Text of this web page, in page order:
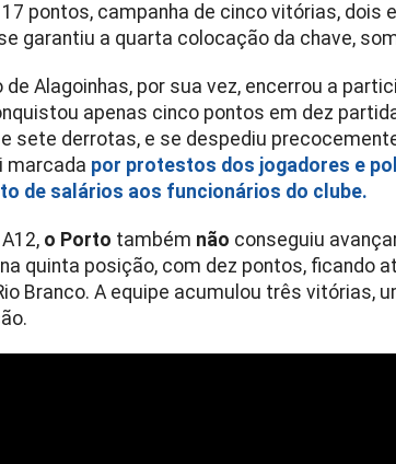
pontos, campanha de cinco vitórias,
garantiu a quarta colocação da chave,
de Alagoinhas, por sua vez, encerrou a
apenas cinco pontos em dez
sete derrotas, e se despediu
marcada por protestos dos jogadores e
de salários aos funcionários do clube.
o Porto também não conseguiu
quinta posição, com dez pontos, ficando
Branco. A equipe acumulou três vitórias,